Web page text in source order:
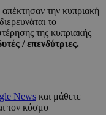
την κυπριακή
το
της κυπριακής
/ επενδύτριες.
News και μάθετε
τον κόσμο